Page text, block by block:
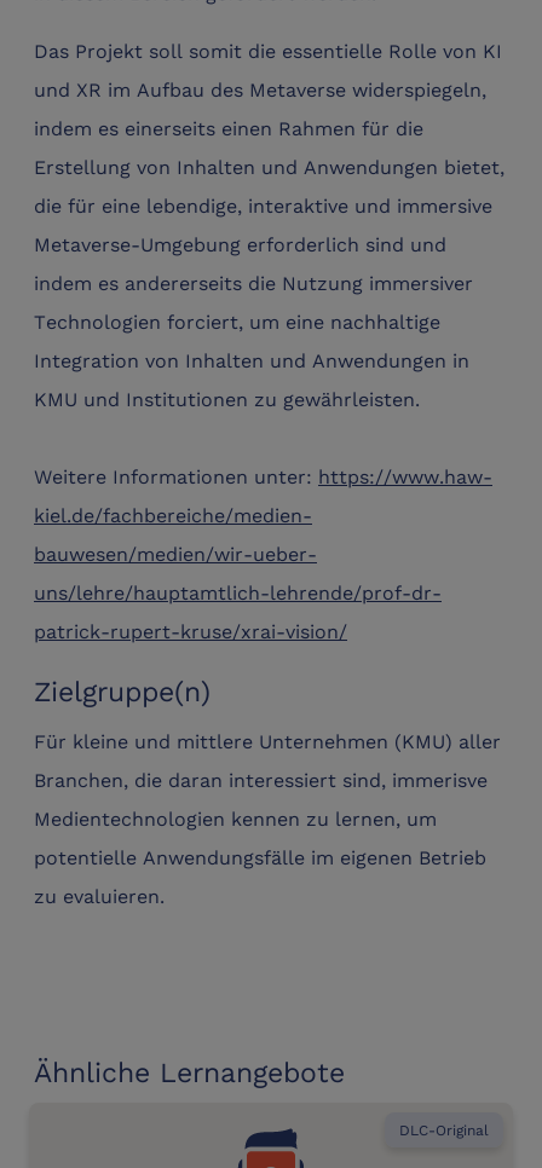
Das Projekt soll somit die essentielle Rolle von KI
und XR im Aufbau des Metaverse widerspiegeln,
indem es einerseits einen Rahmen für die
Erstellung von Inhalten und Anwendungen bietet,
die für eine lebendige, interaktive und immersive
Metaverse-Umgebung erforderlich sind und
indem es andererseits die Nutzung immersiver
Technologien forciert, um eine nachhaltige
Integration von Inhalten und Anwendungen in
KMU und Institutionen zu gewährleisten.
Weitere Informationen unter: https://www.haw-
kiel.de/fachbereiche/medien-
bauwesen/medien/wir-ueber-
uns/lehre/hauptamtlich-lehrende/prof-dr-
patrick-rupert-kruse/xrai-vision/
Zielgruppe(n)
Für kleine und mittlere Unternehmen (KMU) aller
Branchen, die daran interessiert sind, immerisve
Medientechnologien kennen zu lernen, um
potentielle Anwendungsfälle im eigenen Betrieb
zu evaluieren.
Ähnliche Lernangebote
DLC-Original